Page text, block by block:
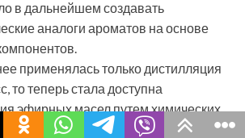
в дальнейшем создавать
аналоги ароматов на основе
применялась только дистилляция
то теперь стала доступна
эфирных масел путем химических
масла при этом значительно